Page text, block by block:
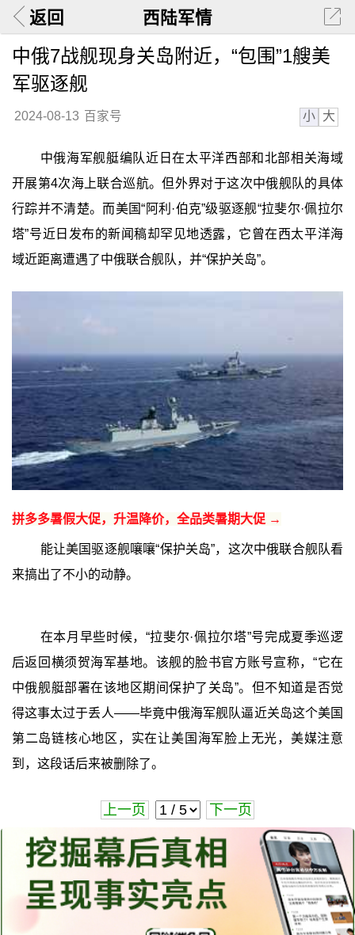
返回 西陆军情
中俄7战舰现身关岛附近，“包围”1艘美
军驱逐舰
2024-08-13 百家号 小 大
中俄海军舰艇编队近日在太平洋西部和北部相关海域
开展第4次海上联合巡航。但外界对于这次中俄舰队的具体
行踪并不清楚。而美国“阿利·伯克”级驱逐舰“拉斐尔·佩拉尔
塔”号近日发布的新闻稿却罕见地透露，它曾在西太平洋海
域近距离遭遇了中俄联合舰队，并“保护关岛”。
拼多多暑假大促，升温降价，全品类暑期大促 →
能让美国驱逐舰嚷嚷“保护关岛”，这次中俄联合舰队看
来搞出了不小的动静。
在本月早些时候，“拉斐尔·佩拉尔塔”号完成夏季巡逻
后返回横须贺海军基地。该舰的脸书官方账号宣称，“它在
中俄舰艇部署在该地区期间保护了关岛”。但不知道是否觉
得这事太过于丢人——毕竟中俄海军舰队逼近关岛这个美国
第二岛链核心地区，实在让美国海军脸上无光，美媒注意
到，这段话后来被删除了。
上一页 下一页